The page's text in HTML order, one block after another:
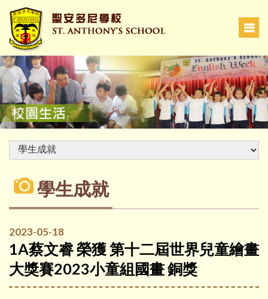
學生成就
2023-05-18
1A蔡文睿 榮獲 第十二屆世界兒童繪畫
大獎賽2023小童組國畫 銅獎